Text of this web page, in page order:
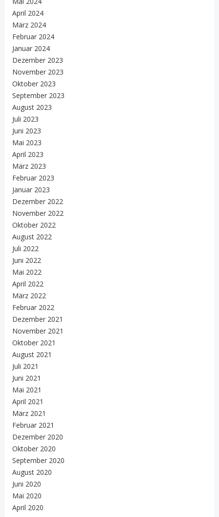
April 2024
März 2024
Februar 2024
Januar 2024
Dezember 2023
November 2023
Oktober 2023
September 2023
August 2023
Juli 2023
Juni 2023
Mai 2023
April 2023
März 2023
Februar 2023
Januar 2023
Dezember 2022
November 2022
Oktober 2022
August 2022
Juli 2022
Juni 2022
Mai 2022
April 2022
März 2022
Februar 2022
Dezember 2021
November 2021
Oktober 2021
August 2021
Juli 2021
Juni 2021
Mai 2021
April 2021
März 2021
Februar 2021
Dezember 2020
Oktober 2020
September 2020
August 2020
Juni 2020
Mai 2020
April 2020